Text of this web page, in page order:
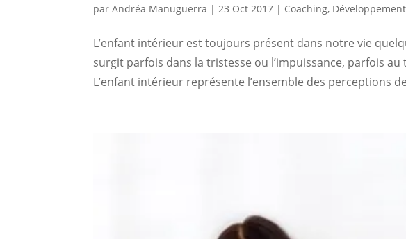
parAndréa Manuguerra |23 Oct 2017 | Coaching,
L’enfant intérieur est toujours présent dans notre vie
surgit parfois dans la tristesse ou l’impuissance, parfois
L’enfant intérieur représente l’ensemble des perceptions